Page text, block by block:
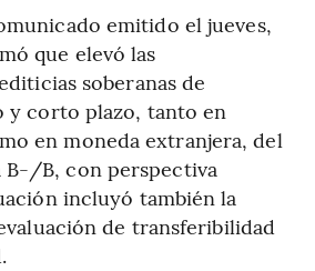
emitido el jueves,
que elevó las
soberanas de
y corto plazo, tanto en
en moneda extranjera, del
B-/B, con perspectiva
incluyó también la
de transferibilidad